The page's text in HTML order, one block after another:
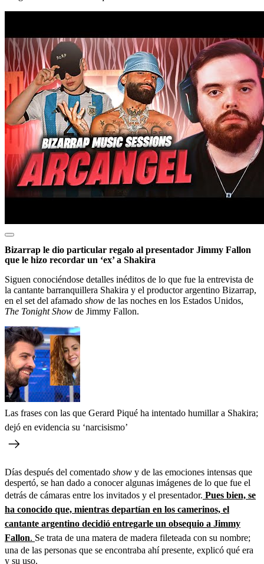
Bizarrap le dio particular regalo al presentador Jimmy Fallon
que le hizo recordar un ‘ex’ a Shakira
Siguen conociéndose detalles inéditos de lo que fue la entrevista de
la cantante barranquillera Shakira y el productor argentino Bizarrap,
en el set del afamado show de las noches en los Estados Unidos,
The Tonight Show de Jimmy Fallon.
Las frases con las que Gerard Piqué ha intentado humillar a Shakira;
dejó en evidencia su ‘narcisismo’
Días después del comentado show y de las emociones intensas que
despertó, se han dado a conocer algunas imágenes de lo que fue el
detrás de cámaras entre los invitados y el presentador. Pues bien, se
ha conocido que, mientras departían en los camerinos, el
cantante argentino decidió entregarle un obsequio a Jimmy
Fallon. Se trata de una matera de madera fileteada con su nombre;
una de las personas que se encontraba ahí presente, explicó qué era
y su uso.